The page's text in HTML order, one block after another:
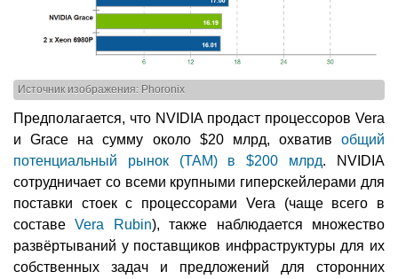
Источник изображения: Phoronix
Предполагается, что NVIDIA продаст процессоров Vera
и Grace на сумму около $20 млрд, охватив общий
потенциальный рынок (TAM) в $200 млрд. NVIDIA
сотрудничает со всеми крупными гиперскейлерами для
поставки стоек с процессорами Vera (чаще всего в
составеVera Rubin), также наблюдается множество
развёртываний у поставщиков инфраструктуры для их
собственных задач и предложений для сторонних